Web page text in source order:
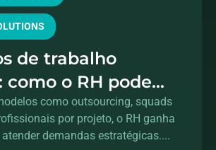
de trabalho
como o RH pode
transformação
aumentar o
como outsourcing, squads
por projeto, o RH ganha
demandas estratégicas....